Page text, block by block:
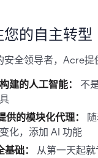
的自主转型
全领导者，Acre提
建的人工智能：
不
的模块化代理：
化，添加 AI 功能
基础： 从第一天起